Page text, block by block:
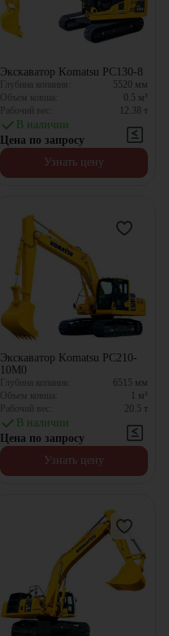
Экскаватор Komatsu PC130-8
Глубина копания: 5520 мм
Объем ковша:
0.5 м³
Рабочий вес:
12.38 т
В наличии
Цена по запросу
Узнать цену
Экскаватор Komatsu PC210-
10M0
Глубина копания: 6515 мм
Объем ковша:
м³
Рабочий вес:
20.5 т
В наличии
Цена по запросу
Узнать цену